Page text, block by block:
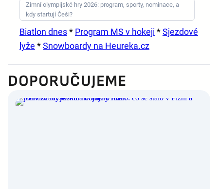
Zimní olympijské hry 2026: program, sporty, nominace, a
kdy startují Češi?
Biatlon dnes* Program MS v hokeji *Sjezdové
lyže *Snowboardy na Heureka.cz
DOPORUČUJEME